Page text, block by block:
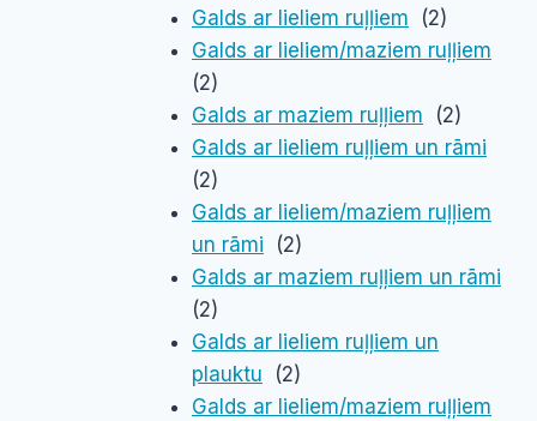
Galds ar lieliem ruļļiem
(2)
Galds ar lieliem/maziem ruļļiem
(2)
Galds ar maziem ruļļiem
(2)
Galds ar lieliem ruļļiem un rāmi
(2)
Galds ar lieliem/maziem ruļļiem
un rāmi
(2)
Galds ar maziem ruļļiem un rāmi
(2)
Galds ar lieliem ruļļiem un
plauktu
(2)
Galds ar lieliem/maziem ruļļiem